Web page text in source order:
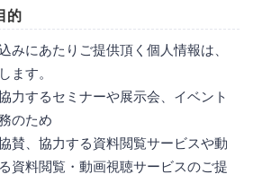
的
みにあたりご提供頂く個人情報は、
ます。
力するセミナーや展示会、イベント
のため
賛、協力する資料閲覧サービスや動
資料閲覧・動画視聴サービスのご提